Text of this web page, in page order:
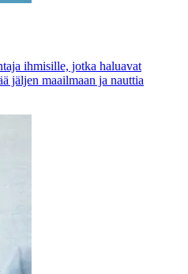
ihmisille, jotka haluavat
jäljen maailmaan ja nauttia